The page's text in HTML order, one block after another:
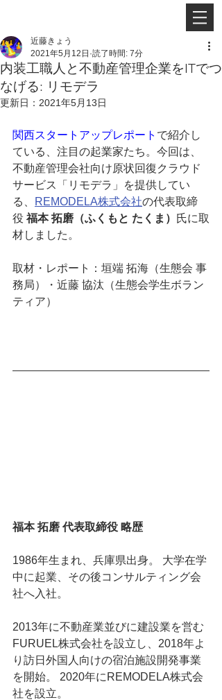
内装工職人と不動産管理企業をITでつ
なげる: リモデラ
近藤きょう
2021年5月12日 読了時間: 7分
更新日： 2021年5月13日
関西スタートアップレポート で紹介し
ている、注目の起業家たち。今回は、
不動産管理会社向け原状回復クラウド
サービス「リモデラ」を提供してい
る、
REMODELA株式会社の代表取締
役 福本 拓磨（ふくもと たくま）
氏に取
材しました。
取材・レポート：垣端 拓海（生態会 事
務局）・近藤 協汰（生態会学生ボラン
ティア）
福本 拓磨 代表取締役 略歴
1986年生まれ、兵庫県出身。 大学在学
中に起業、その後コンサルティング会
社へ入社。
2013年に不動産業並びに建設業を営む
FURUEL株式会社を設立し、2018年よ
り訪日外国人向けの宿泊施設開発事業
を開始。 2020年にREMODELA株式会
社を設立。